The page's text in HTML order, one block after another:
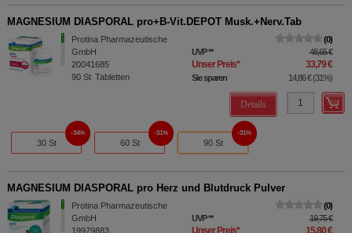
MAGNESIUM DIASPORAL pro+B-Vit.DEPOT Musk.+Nerv.Tab
Protina Pharmazeutische
GmbH
20041685
90 St Tabletten
0
UVP** 48,65 €
Unser Preis* 33,79 €
Sie sparen 14,86 €(31%)
Details
30 St
34%
60 St
31%
90 St
31%
MAGNESIUM DIASPORAL pro Herz und Blutdruck Pulver
Protina Pharmazeutische
GmbH
19979883
0
UVP** 19,75 €
Unser Preis* 15,80 €